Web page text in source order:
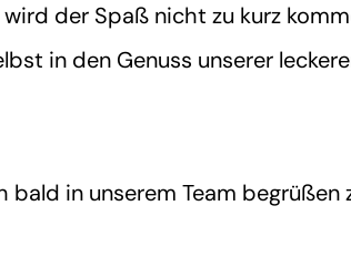
der Spaß nicht zu kurz
in den Genuss unserer
bald in unserem Team begrüßen